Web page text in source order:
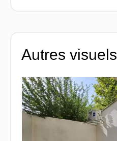
Autres visuels